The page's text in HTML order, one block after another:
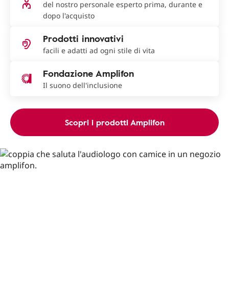
del nostro personale esperto prima, durante e
dopo l'acquisto
Prodotti innovativi
facili e adatti ad ogni stile di vita
Fondazione Amplifon
Il suono dell'inclusione
Scopri i prodotti Amplifon